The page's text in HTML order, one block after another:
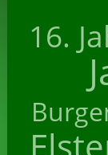
16.